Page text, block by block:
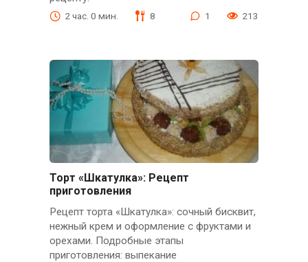
2 час. 0 мин. 8 1 213
Торт «Шкатулка»: Рецепт
приготовления
Рецепт торта «Шкатулка»: сочный бисквит,
нежный крем и оформление с фруктами и
орехами. Подробные этапы
приготовления: выпекание